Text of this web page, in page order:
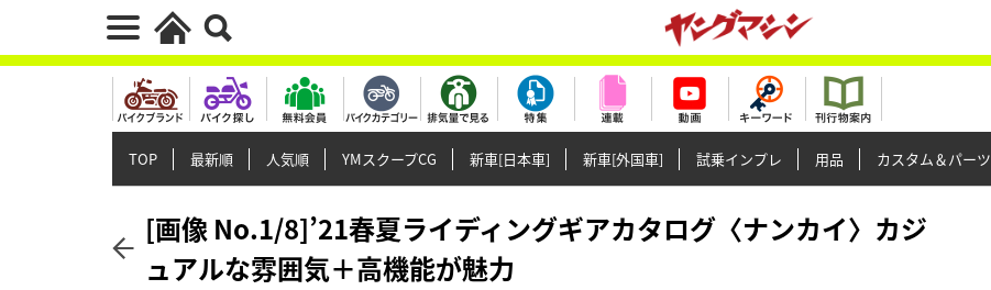
TOP 最新順 人気順 YMスクープCG 新車[日本車] 新車[外国車] 試乗インプレ 用品 カスタム＆パーツ
[画像 No.1/8]’21春夏ライディングギアカタログ〈ナンカイ〉カジ
ュアルな雰囲気＋高機能が魅力